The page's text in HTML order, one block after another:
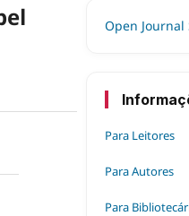
Open Journal
Para Leitores
Para Autores
Para